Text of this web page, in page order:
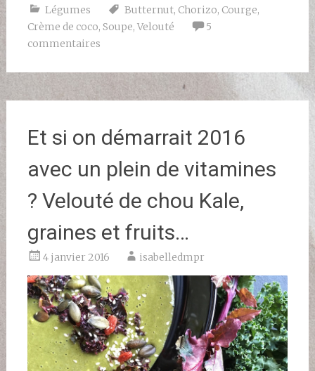
Légumes Butternut, Chorizo, Courge,
Crème de coco, Soupe, Velouté
5
commentaires
Et si on démarrait 2016
avec un plein de vitamines
? Velouté de chou Kale,
graines et fruits…
4 janvier 2016 isabelledmpr